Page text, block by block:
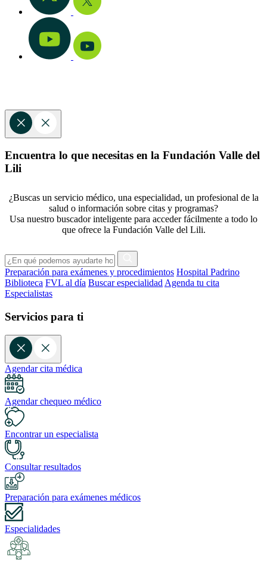
Encuentra lo que necesitas en la Fundación Valle del
Lili
¿Buscas un servicio médico, una especialidad, un profesional de la
salud o información sobre citas y programas?
Usa nuestro buscador inteligente para acceder fácilmente a todo lo
que ofrece la Fundación Valle del Lili.
Preparación para exámenes y procedimientos Hospital Padrino
Biblioteca FVL al día Buscar especialidad Agenda tu cita
Especialistas
Servicios para ti
Agendar cita médica
Agendar chequeo médico
Encontrar un especialista
Consultar resultados
Preparación para exámenes médicos
Especialidades